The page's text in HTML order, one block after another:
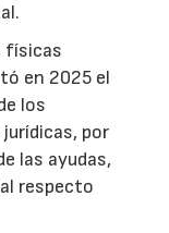
físicas
en 2025 el
los
por
las ayudas,
respecto